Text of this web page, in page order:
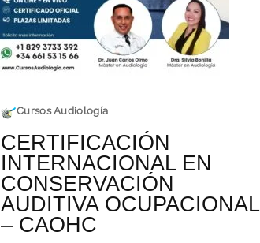
Cursos Audiología
CERTIFICACIÓN
INTERNACIONAL EN
CONSERVACIÓN
AUDITIVA OCUPACIONAL
– CAOHC